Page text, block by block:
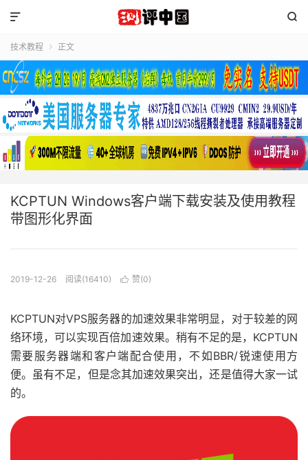


技术教程  正文
KCPTUN Windows客户端下载安装及使用教程
带图形化界面
2019-12-26 阅读(16410)  赞(0)
KCPTUN对VPS服务器的加速效果非常明显，对于较差的网
络环境，可以实现百倍加速效果。稍有不足的是，KCPTUN
需要服务器端和客户端配合使用，不如BBR/锐速使用方
便。虽有不足，但是念其加速效果突出，还是值得大家一试
的。